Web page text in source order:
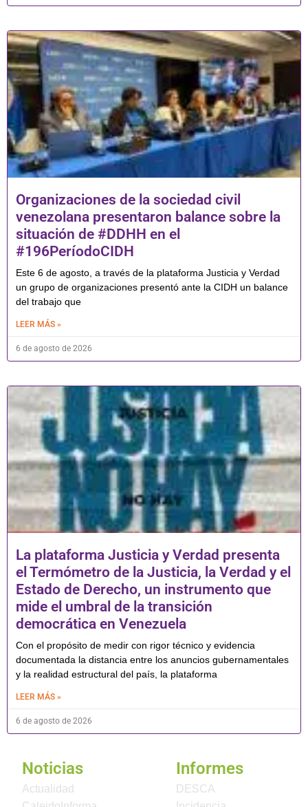
Organizaciones de la sociedad civil
venezolana presentaron balance sobre la
situación de #DDHH en el
#196PeríodoCIDH
Este 6 de agosto, a través de la plataforma Justicia y Verdad
un grupo de organizaciones presentó ante la CIDH un balance
del trabajo que
LEER MÁS »
6 de agosto de 2026
La plataforma Justicia y Verdad presenta
el Termómetro de la Justicia, la Verdad y el
Estado de Derecho, un instrumento que
mide el umbral de la transición
democrática en Venezuela
Con el propósito de medir con rigor técnico y evidencia
documentada la distancia entre los anuncios gubernamentales
y la realidad estructural del país, la plataforma
LEER MÁS »
6 de agosto de 2026
Noticias
Actualidad
Informes
DESCA